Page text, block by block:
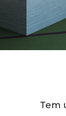
Tem